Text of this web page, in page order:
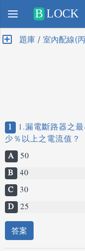
Positive SSL
B LOCK
題庫 / 室內配線(
1
1.漏電斷路器之
少％以上之電流值？
A 50
B 40
C 30
D 25
答案